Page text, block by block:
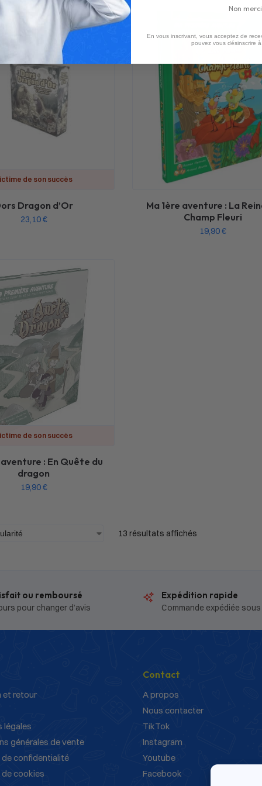
de son succès
Dragon d’Or
23,10€
Ma 1ère aventure : La
Champ Fleuri
19,90€
de son succès
aventure : En Quête du
dragon
19,90€
13 résultats affichés
ou remboursé
pour changer d’avis
Expédition rapide
Commande expédiée
et retour
légales
générales de vente
confidentialité
cookies
Contact
A propos
Nous contacter
TikTok
Instagram
Youtube
Facebook
Non merci
En vous inscrivant, vous acceptez de
pouvez vous désinscrire